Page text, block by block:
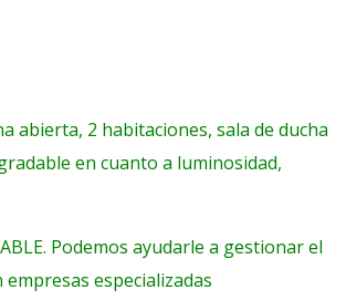
abierta, 2 habitaciones, sala de ducha
en cuanto a luminosidad,
Podemos ayudarle a gestionar el
especializadas